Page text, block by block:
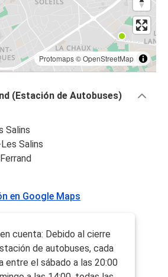
Protomaps©OpenStreetMap
(Estación de Autobuses)
Salins
Salins
en Google Maps
cuenta: Debido al cierre
de autobuses, cada
entre el sábado a las 20:00